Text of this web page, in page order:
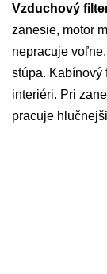
Vzduchový
zanesie, motor
nepracuje
stúpa. Kabínový
interiéri. Pri
pracuje